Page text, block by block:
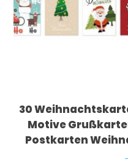
30
Motive
Postkarten